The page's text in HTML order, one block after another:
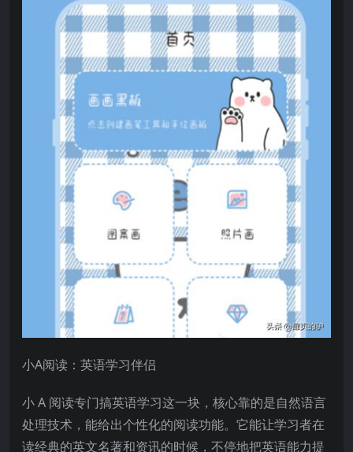
小A阅读：英语学习伴侣
小 A 阅读专门搞英语学习这一块，核心靠的是自然语言
处理技术，能给出个性化的阅读功能。它能让学习者在
读经典的英文名著和资讯的时候，不停地把英语能力提